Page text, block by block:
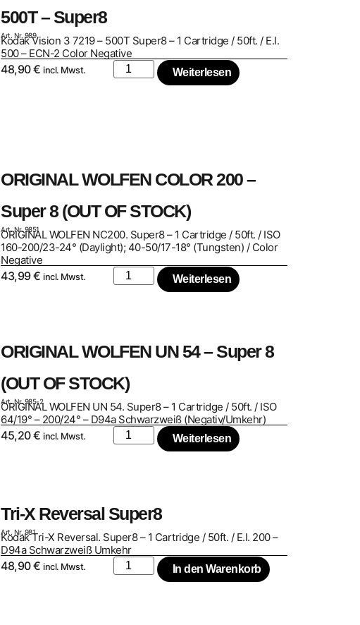
500T – Super8
Art. Nr. 989
Kodak Vision 3 7219 – 500T Super8 – 1 Cartridge / 50ft. / E.I.
500 – ECN-2 Color Negative
48,90€ incl. Mwst. Weiterlesen
ORIGINAL WOLFEN COLOR 200 –
Super 8 (OUT OF STOCK)
Art. Nr. 9851
ORIGINAL WOLFEN NC200. Super8 – 1 Cartridge / 50ft. / ISO
160-200/23-24° (Daylight); 40-50/17-18° (Tungsten) / Color
Negative
43,99€ incl. Mwst. Weiterlesen
ORIGINAL WOLFEN UN 54 – Super 8
(OUT OF STOCK)
Art. Nr. 985-2
ORIGINAL WOLFEN UN 54. Super8 – 1 Cartridge / 50ft. / ISO
64/19° – 200/24° – D94a Schwarzweiß (Negativ/Umkehr)
45,20€ incl. Mwst. Weiterlesen
Tri-X Reversal Super8
Art. Nr. 981
Kodak Tri-X Reversal. Super8 – 1 Cartridge / 50ft. / E.I. 200 –
D94a Schwarzweiß Umkehr
48,90€ incl. Mwst. In den Warenkorb